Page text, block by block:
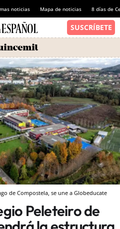
noticias Mapa de noticias 8 días de
de Compostela, se une a Globeducate
Peleteiro de